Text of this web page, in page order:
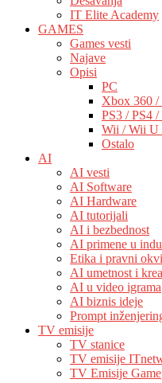
IT Elite Academy
GAMES
Games vesti
Najave
Opisi
PC
Xbox 360
PS3 / PS4 /
Wii / Wii U
Ostalo
AI
AI vesti
AI Software
AI Hardware
AI tutorijali
AI i bezbednost
AI primene u
Etika i pravni
AI umetnost i
AI u video igrama
AI biznis ideje
Prompt
TV emisije
TV stanice
TV emisije
TV Emisije